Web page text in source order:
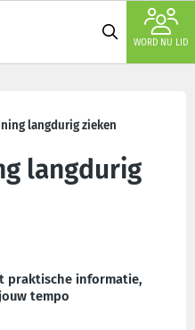
WORD NU LID
langdurig zieken
langdurig
praktische informatie,
tempo